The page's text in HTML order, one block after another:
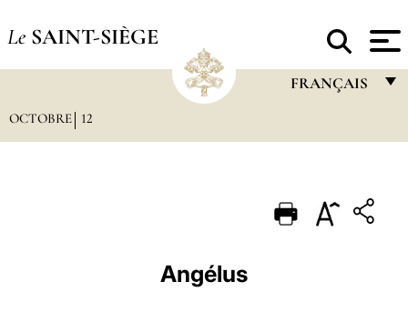
Le SAINT-SIÈGE
FRANÇAIS
PORTUGUÊS
OCTOBRE 12
Angélus